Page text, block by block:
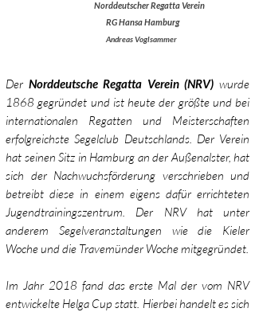
Norddeutscher Regatta Verein
RG Hansa Hamburg
Andreas Voglsammer
Der Norddeutsche Regatta Verein (NRV) wurde
1868 gegründet und ist heute der größte und bei
internationalen Regatten und Meisterschaften
erfolgreichste Segelclub Deutschlands. Der Verein
hat seinen Sitz in Hamburg an der Außenalster, hat
sich der Nachwuchsförderung verschrieben und
betreibt diese in einem eigens dafür errichteten
Jugendtrainingszentrum. Der NRV hat unter
anderem Segelveranstaltungen wie die Kieler
Woche und die Travemünder Woche mitgegründet.
Im Jahr 2018 fand das erste Mal der vom NRV
entwickelte Helga Cup statt. Hierbei handelt es sich